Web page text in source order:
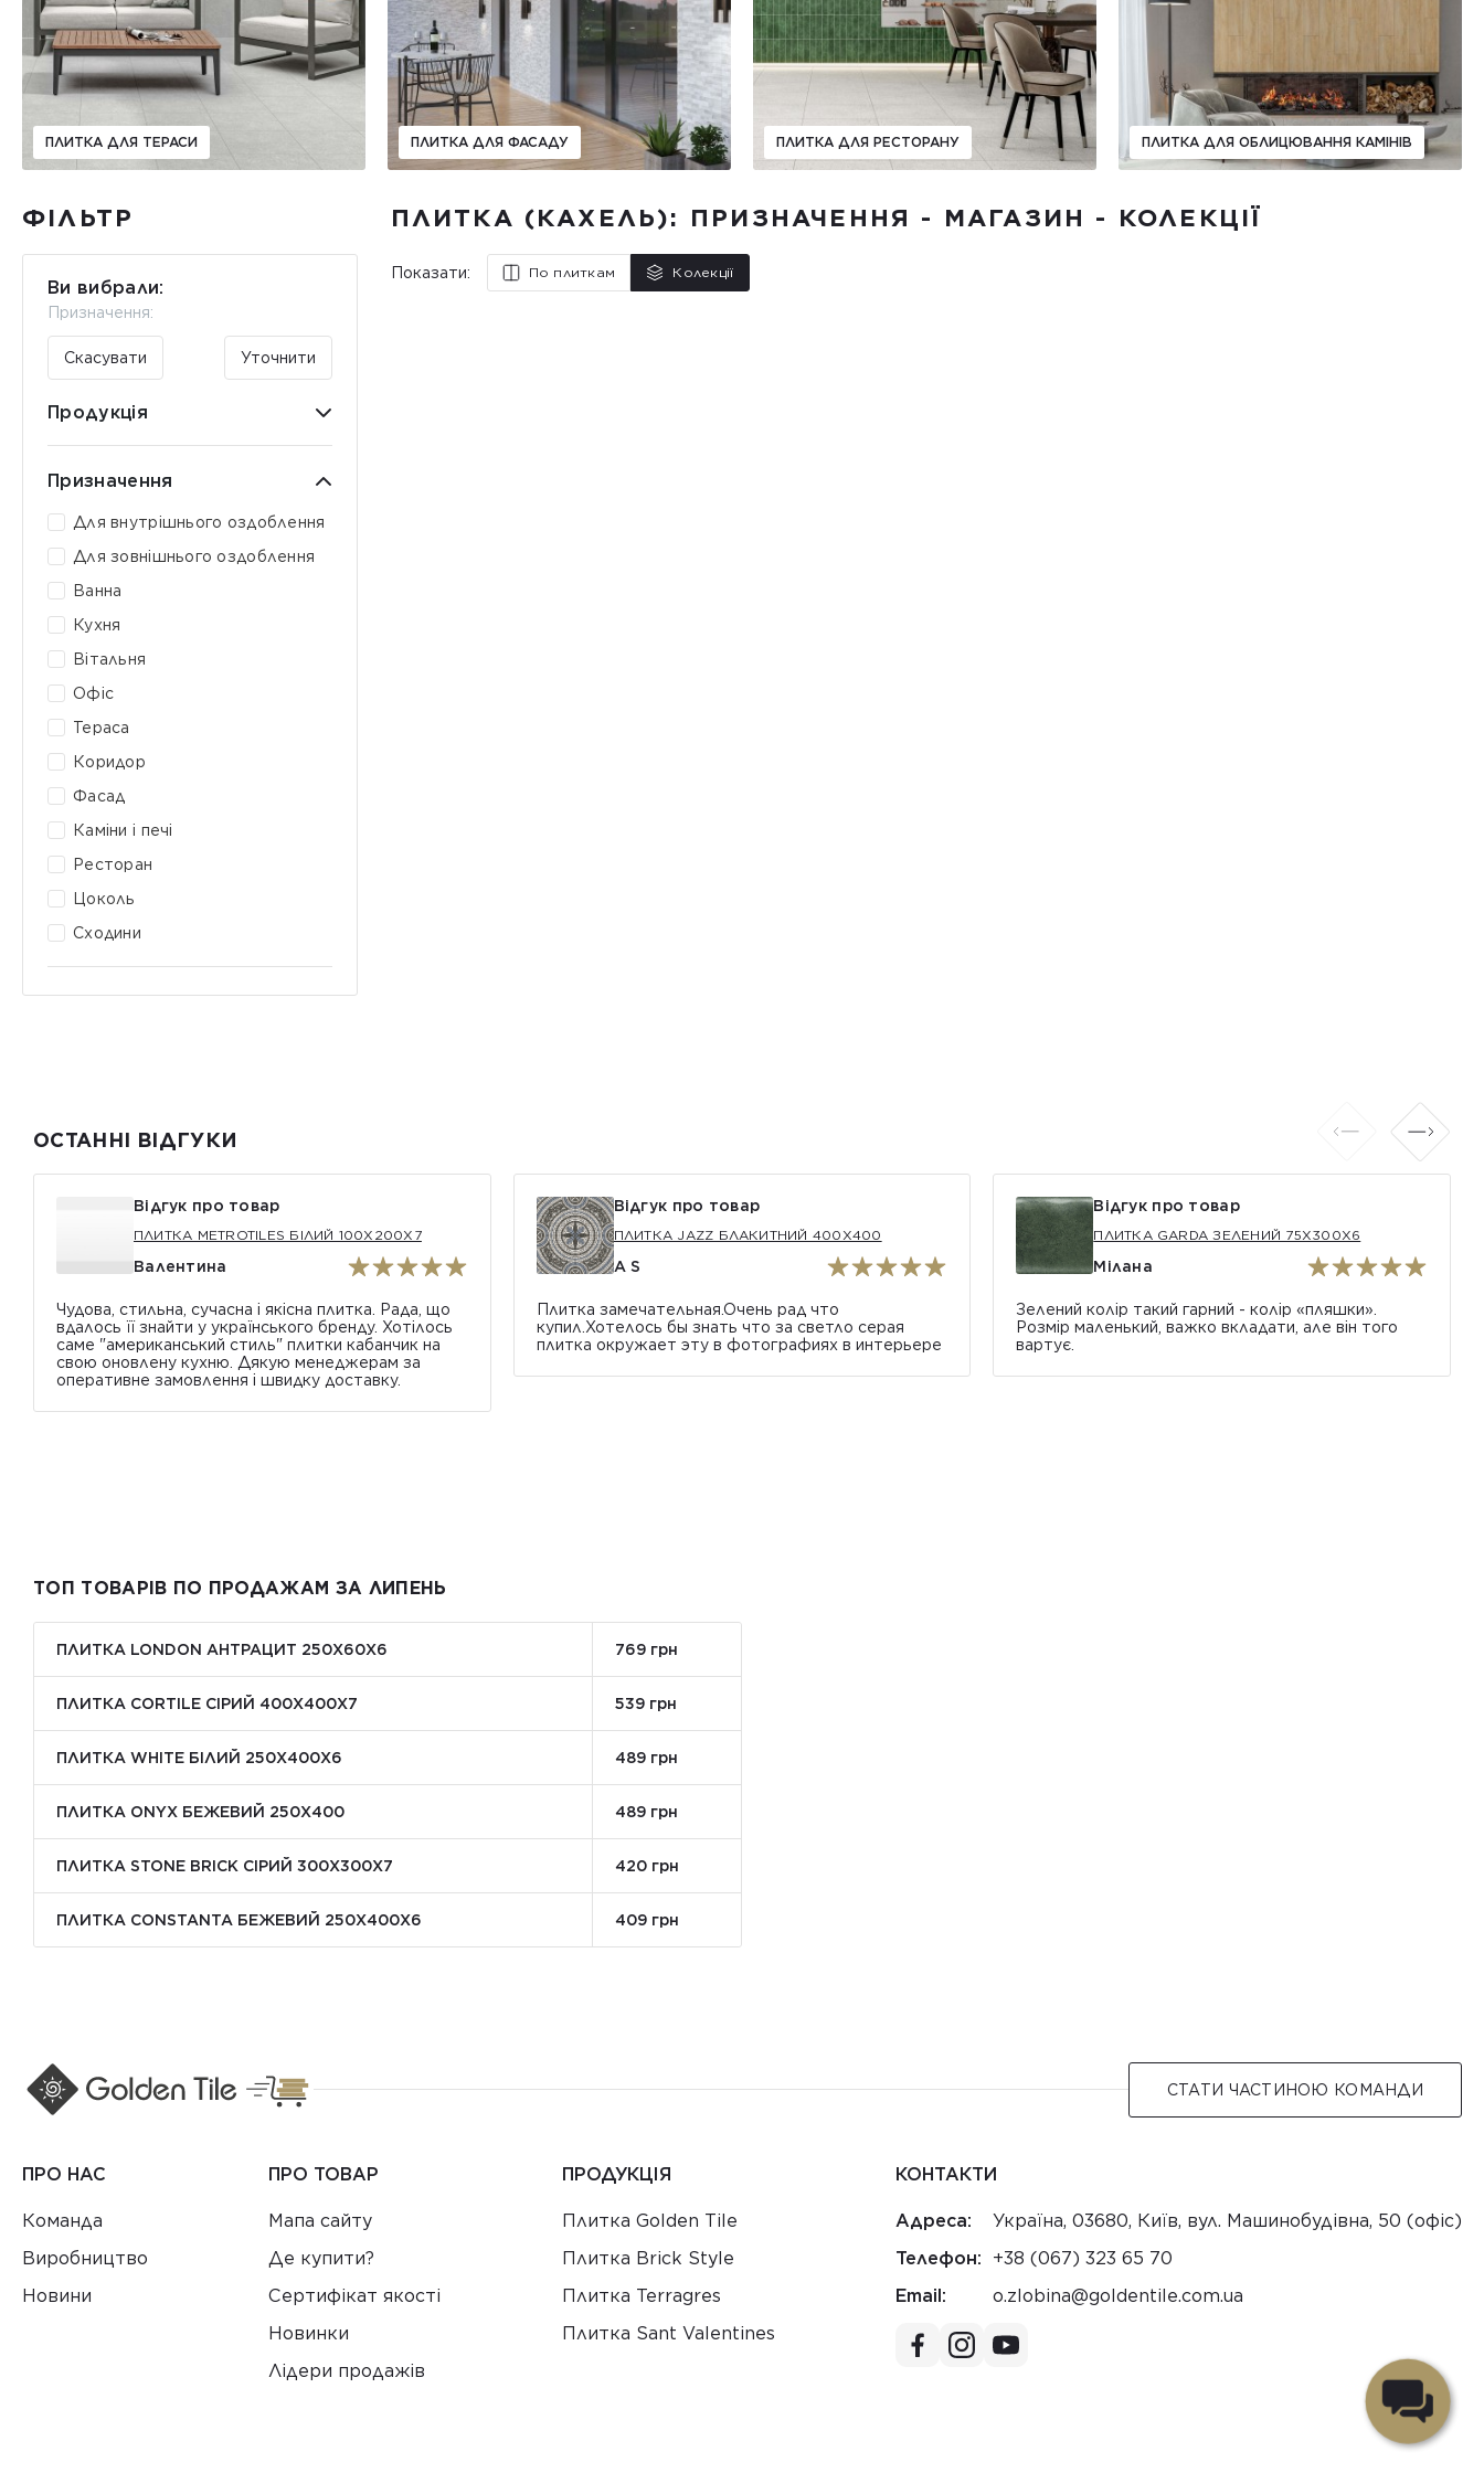
ПЛИТКА ДЛЯ ТЕРАСИ ПЛИТКА ДЛЯ ФАСАДУ ПЛИТКА ДЛЯ РЕСТОРАНУ ПЛИТКА ДЛЯ ОБЛИЦЮВАННЯ КАМІНІВ
ФІЛЬТР
Ви вибрали:
Призначення:
Скасувати Уточнити
Продукція
Призначення
Для внутрішнього оздоблення
Для зовнішнього оздоблення
Ванна
Кухня
Вітальня
Офіс
Тераса
Коридор
Фасад
Каміни і печі
Ресторан
Цоколь
Сходини
ПЛИТКА (КАХЕЛЬ): ПРИЗНАЧЕННЯ - МАГАЗИН - КОЛЕКЦІЇ
Показати: По плиткам Колекції
ОСТАННІ ВІДГУКИ
Відгук про товар
ПЛИТКА METROTILES БІЛИЙ 100X200X7
Валентина
Чудова, стильна, сучасна і якісна плитка. Рада, що
вдалось її знайти у українського бренду. Хотілось
саме "американський стиль" плитки кабанчик на
свою оновлену кухню. Дякую менеджерам за
оперативне замовлення і швидку доставку.
Відгук про товар
ПЛИТКА JAZZ БЛАКИТНИЙ 400Х400
A S
Плитка замечательная.Очень рад что
купил.Хотелось бы знать что за светло серая
плитка окружает эту в фотографиях в интерьере
Відгук про товар
ПЛИТКА GARDA ЗЕЛЕНИЙ 75X300X6
Мілана
Зелений колір такий гарний - колір «пляшки».
Розмір маленький, важко вкладати, але він того
вартує.
ТОП ТОВАРІВ ПО ПРОДАЖАМ ЗА ЛИПЕНЬ
ПЛИТКА LONDON АНТРАЦИТ 250Х60Х6 769 грн
ПЛИТКА CORTILE СІРИЙ 400X400X7 539 грн
ПЛИТКА WHITE БІЛИЙ 250Х400Х6 489 грн
ПЛИТКА ONYX БЕЖЕВИЙ 250X400 489 грн
ПЛИТКА STONE BRICK СІРИЙ 300Х300X7 420 грн
ПЛИТКА CONSTANTA БЕЖЕВИЙ 250Х400X6 409 грн
СТАТИ ЧАСТИНОЮ КОМАНДИ
ПРО НАС
Команда
Виробництво
Новини
ПРО ТОВАР
Мапа сайту
Де купити?
Сертифікат якості
Новинки
Лідери продажів
ПРОДУКЦІЯ
Плитка Golden Tile
Плитка Brick Style
Плитка Terragres
Плитка Sant Valentines
КОНТАКТИ
Адреса:
Україна, 03680, Київ, вул. Машинобудівна, 50 (офіс)
Телефон:
+38 (067) 323 65 70
Email:
au.moc.elitnedlog@anibolz.o